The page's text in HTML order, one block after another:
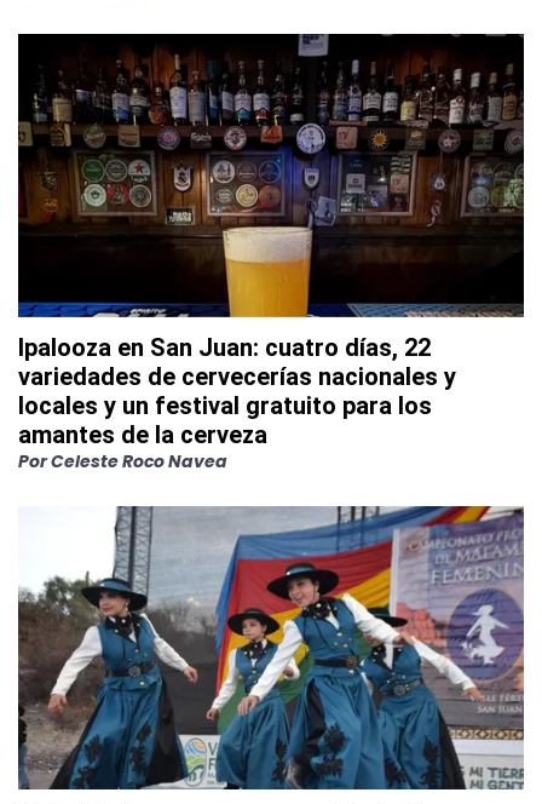
Ipalooza en San Juan: cuatro días, 22
variedades de cervecerías nacionales y
locales y un festival gratuito para los
amantes de la cerveza
PorCeleste Roco Navea